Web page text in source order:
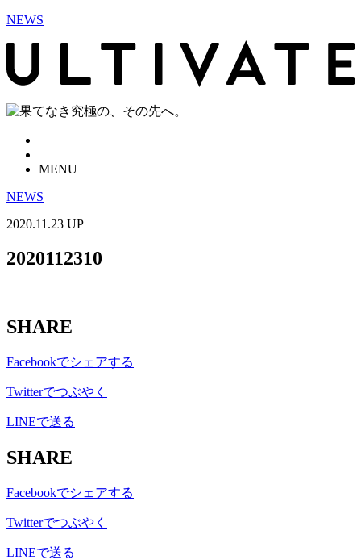
NEWS
MENU
NEWS
2020.11.23 UP
2020112310
SHARE
Facebookでシェアする
Twitterでつぶやく
LINEで送る
SHARE
Facebookでシェアする
Twitterでつぶやく
LINEで送る